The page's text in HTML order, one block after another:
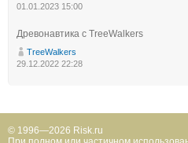
01.01.2023 15:00
Древонавтика с TreeWalkers
TreeWalkers
29.12.2022 22:28
© 1996—2026 Risk.ru